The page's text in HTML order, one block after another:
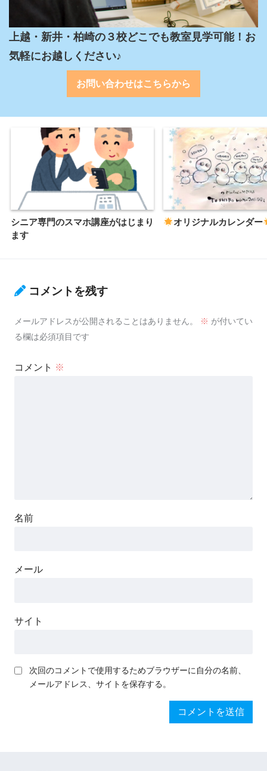
上越・新井・柏崎の３校どこでも教室見学可能！お
気軽にお越しください♪
お問い合わせはこちらから
シニア専門のスマホ講座がはじまり
ます
オリジナルカレンダー
コメントを残す
メールアドレスが公開されることはありません。 ※ が付いてい
る欄は必須項目です
コメント ※
名前
メール
サイト
次回のコメントで使用するためブラウザーに自分の名前、
メールアドレス、サイトを保存する。